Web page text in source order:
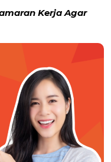
Kerja Agar